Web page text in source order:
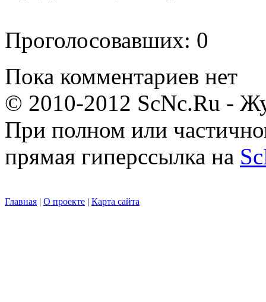
Проголосовавших: 0
Пока комментариев нет
© 2010-2012 ScNc.Ru -
При полном или
прямая гиперссылка на
Главная | О проекте | Карта сайта